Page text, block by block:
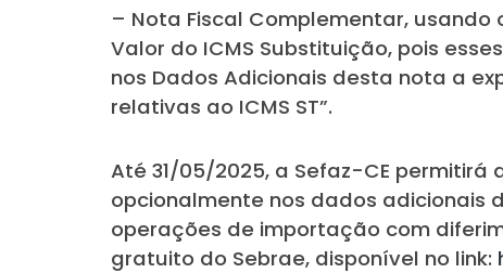
– Nota Fiscal Complementar, usando
Valor do ICMS Substituição, pois
nos Dados Adicionais desta nota a
relativas ao ICMS ST”.
Até 31/05/2025, a Sefaz-CE permitirá
opcionalmente nos dados adicionais
operações de importação com
gratuito do Sebrae, disponível no link: